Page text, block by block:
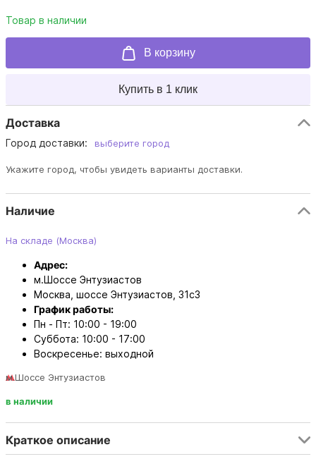
Товар в наличии
В корзину
Купить в 1 клик
Доставка
Город доставки: выберите город
Укажите город, чтобы увидеть варианты доставки.
Наличие
На складе (Москва)
Адрес:
м.Шоссе Энтузиастов
Москва, шоссе Энтузиастов, 31с3
График работы:
Пн - Пт: 10:00 - 19:00
Суббота: 10:00 - 17:00
Воскресенье: выходной
м.Шоссе Энтузиастов
в наличии
Краткое описание